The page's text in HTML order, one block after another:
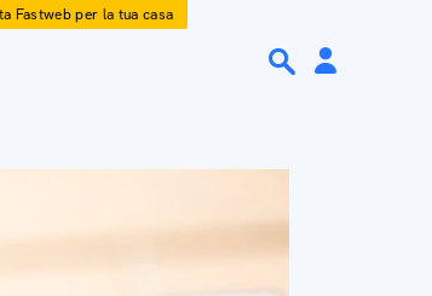
Fastweb per la tua casa